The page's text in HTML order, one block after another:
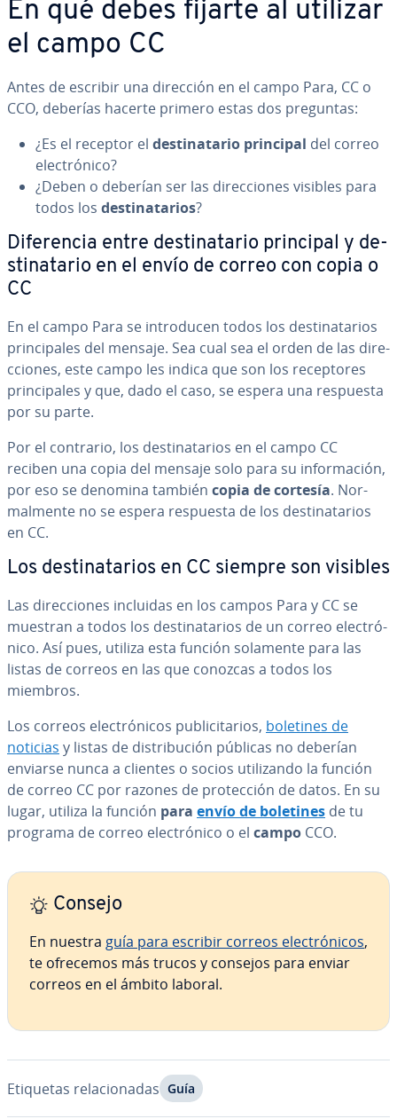
En qué debes fijarte al utilizar
el campo CC
Antes de escribir una dirección en el campo Para, CC o
CCO, deberías hacerte primero estas dos preguntas:
¿Es el receptor el de­s­ti­na­ta­rio principal del correo
ele­c­tró­ni­co?
¿Deben o deberían ser las di­re­c­cio­nes visibles para
todos los de­s­ti­na­ta­rios?
Di­fe­re­n­cia entre de­s­ti­na­ta­rio principal y de­
s­ti­na­ta­rio en el envío de correo con copia o
CC
En el campo Para se in­tro­du­cen todos los de­s­ti­na­ta­rios
pri­n­ci­pa­les del mensaje. Sea cual sea el orden de las di­re­
c­cio­nes, este campo les indica que son los re­ce­p­to­res
pri­n­ci­pa­les y que, dado el caso, se espera una respuesta
por su parte.
Por el contrario, los de­s­ti­na­ta­rios en el campo CC
reciben una copia del mensaje solo para su in­fo­r­ma­ción,
por eso se denomina también copia de cortesía. No­r­
ma­l­me­n­te no se espera respuesta de los de­s­ti­na­ta­rios
en CC.
Los de­s­ti­na­ta­rios en CC siempre son visibles
Las di­re­c­cio­nes incluidas en los campos Para y CC se
muestran a todos los de­s­ti­na­ta­rios de un correo ele­c­tró­
ni­co. Así pues, utiliza esta función solamente para las
listas de correos en las que conozcas a todos los
miembros.
Los correos ele­c­tró­ni­cos pu­bli­ci­ta­rios, boletines de
noticias y listas de di­s­tri­bu­ción públicas no deberían
enviarse nunca a clientes o socios uti­li­za­n­do la función
de correo CC por razones de pro­te­c­ción de datos. En su
lugar, utiliza la función para envío de boletines de tu
programa de correo ele­c­tró­ni­co o el campo CCO.
Consejo
En nuestra guía para escribir correos ele­c­tró­ni­cos,
te ofrecemos más trucos y consejos para enviar
correos en el ámbito laboral.
Etiquetas re­la­cio­na­das Guía